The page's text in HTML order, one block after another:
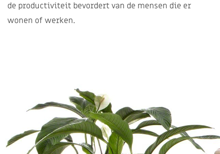
de productiviteit bevordert van de mensen die er
wonen of werken.